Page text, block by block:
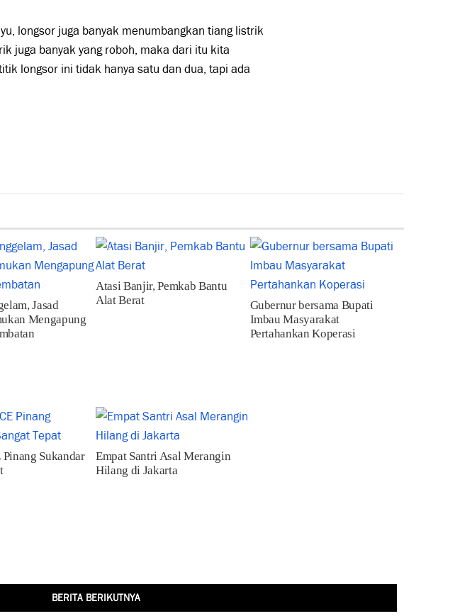
longsor juga banyak menumbangkan tiang listrik
juga banyak yang roboh, maka dari itu kita
longsor ini tidak hanya satu dan dua, tapi ada
Jasad
Mengapung
Atasi Banjir, Pemkab Bantu
Alat Berat
Gubernur bersama Bupati
Imbau Masyarakat
Pertahankan Koperasi
Sukandar
Empat Santri Asal Merangin
Hilang di Jakarta
BERITA BERIKUTNYA